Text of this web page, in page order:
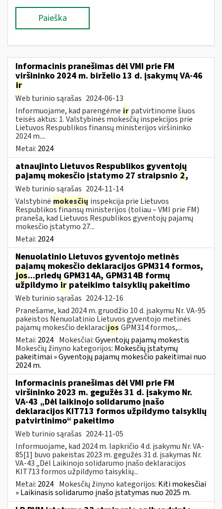
Paieška
Informacinis pranešimas dėl VMI prie FM
viršininko 2024 m. birželio 13 d. įsakymų VA-46
ir
Web turinio sąrašas 2024-06-13
Informuojame, kad parengėme ir patvirtinome šiuos
teisės aktus: 1. Valstybinės mokesčių inspekcijos prie
Lietuvos Respublikos finansų ministerijos viršininko
2024 m....
Metai: 2024
atnaujinto Lietuvos Respublikos gyventojų
pajamų mokesčio įstatymo 27 straipsnio 2,
Web turinio sąrašas 2024-11-14
Valstybinė mokesčių inspekcija prie Lietuvos
Respublikos finansų ministerijos (toliau – VMI prie FM)
praneša, kad Lietuvos Respublikos gyventojų pajamų
mokesčio įstatymo 27...
Metai: 2024
Nenuolatinio Lietuvos gyventojo metinės
pajamų mokesčio deklaracijos GPM314 formos,
jos...priedų GPM314A, GPM314B formų
užpildymo ir pateikimo taisyklių pakeitimo
Web turinio sąrašas 2024-12-16
Pranešame, kad 2024 m. gruodžio 10 d. įsakymu Nr. VA-95
pakeistos Nenuolatinio Lietuvos gyventojo metinės
pajamų mokesčio deklaracijos GPM314 formos,...
Metai: 2024 Mokesčiai:Gyventojų pajamų mokestis
Mokesčių žinyno kategorijos: Mokesčių įstatymų
pakeitimai » Gyventojų pajamų mokesčio pakeitimai nuo
2024 m.
Informacinis pranešimas dėl VMI prie FM
viršininko 2023 m. gegužės 31 d. įsakymo Nr.
VA-43 „Dėl laikinojo solidarumo įnašo
deklaracijos KIT713 formos užpildymo taisyklių
patvirtinimo“ pakeitimo
Web turinio sąrašas 2024-11-05
Informuojame, kad 2024 m. lapkričio 4 d. įsakymu Nr. VA-
85[1] buvo pakeistas 2023 m. gegužės 31 d. įsakymas Nr.
VA-43 „Dėl Laikinojo solidarumo įnašo deklaracijos
KIT713 formos užpildymo taisyklių...
Metai: 2024 Mokesčių žinyno kategorijos: Kiti mokesčiai
» Laikinasis solidarumo įnašo įstatymas nuo 2025 m.